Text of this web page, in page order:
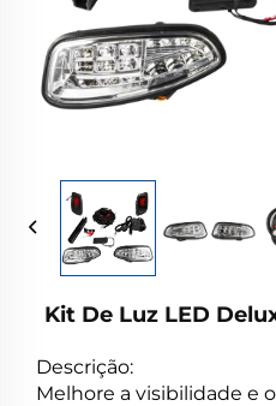
Kit De Luz LED
Descrição:
Melhore a visibilidade e